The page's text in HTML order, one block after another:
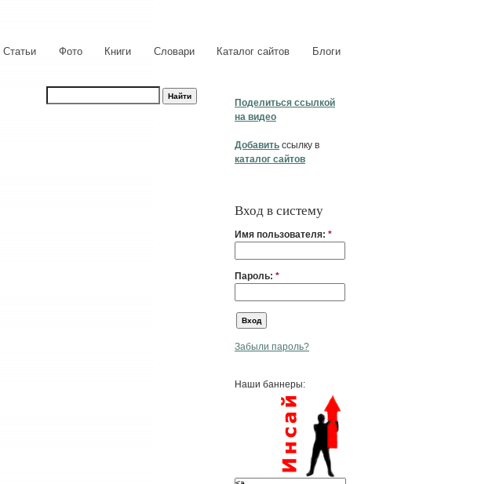
Статьи Фото Книги Словари Каталог сайтов Блоги
Поделиться ссылкой
на видео
Добавить ссылку в
каталог сайтов
Вход в систему
Имя пользователя: *
Пароль: *
Забыли пароль?
Наши баннеры: